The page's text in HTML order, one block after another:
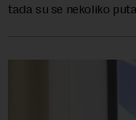
tada su se nekoliko